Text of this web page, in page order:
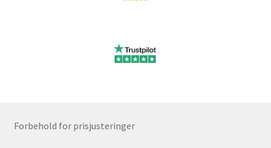
Forbehold for prisjusteringer